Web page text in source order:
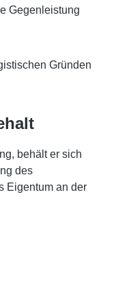
Gegenleistung
Gründen
behält er sich
des
Eigentum an der